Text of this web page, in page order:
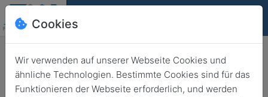
Cookies
Wir verwenden auf unserer Webseite Cookies und
ähnliche Technologien. Bestimmte Cookies sind für das
Funktionieren der Webseite erforderlich, und werden